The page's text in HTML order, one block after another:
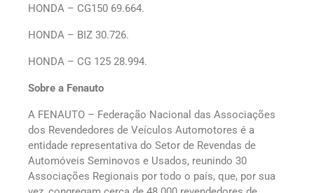
HONDA – CG150 69.664.
HONDA – BIZ 30.726.
HONDA – CG 125 28.994.
Sobre a Fenauto
A FENAUTO – Federação Nacional das Associações
dos Revendedores de Veículos Automotores é a
entidade representativa do Setor de Revendas de
Automóveis Seminovos e Usados, reunindo 30
Associações Regionais por todo o país, que, por sua